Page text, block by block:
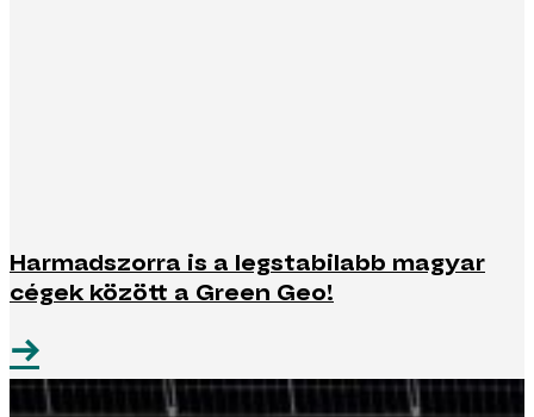
Harmadszorra is a legstabilabb magyar
cégek között a Green Geo!
→